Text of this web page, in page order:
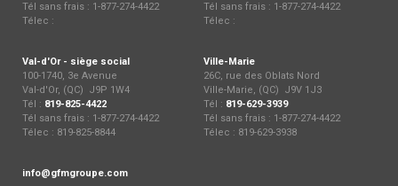
Tél sans frais : 1-877-274-4422
Télec :
Tél sans frais : 1-877-274-4422
Télec :
Val-d'Or - siège social
100-1740, 3e Avenue
Val-d'Or, (QC) J9P 1W4
Tél : 819-825-4422
Tél sans frais : 1-877-274-4422
Télec : 819-825-8844
Ville-Marie
26C, rue des Oblats Nord
Ville-Marie, (QC) J9V 1J3
Tél : 819-629-3939
Tél sans frais : 1-877-274-4422
Télec : 819-629-3938
info@gfmgroupe.com